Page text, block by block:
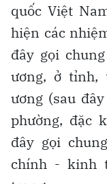
quốc Việt
hiện các
đây gọi
ương, ở tỉnh,
ương (sau
phường, đặc
đây gọi
chính - kinh